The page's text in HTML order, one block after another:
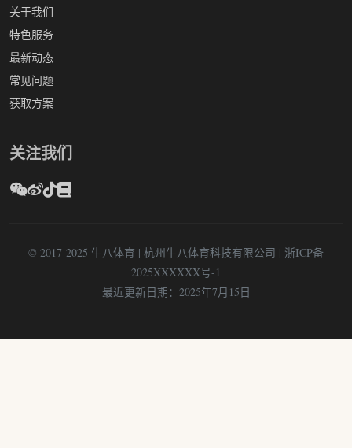
关于我们
特色服务
最新动态
常见问题
获取方案
关注我们
© 2017-2025 牛八体育 | 杭州牛八体育科技有限公司 | 浙ICP备
2025XXXXXX号-1
最近更新日期：2025年7月15日